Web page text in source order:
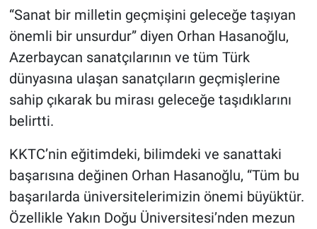
“Sanat bir milletin geçmişini geleceğe taşıyan
önemli bir unsurdur” diyen Orhan Hasanoğlu,
Azerbaycan sanatçılarının ve tüm Türk
dünyasına ulaşan sanatçıların geçmişlerine
sahip çıkarak bu mirası geleceğe taşıdıklarını
belirtti.
KKTC’nin eğitimdeki, bilimdeki ve sanattaki
başarısına değinen Orhan Hasanoğlu, “Tüm bu
başarılarda üniversitelerimizin önemi büyüktür.
Özellikle Yakın Doğu Üniversitesi’nden mezun